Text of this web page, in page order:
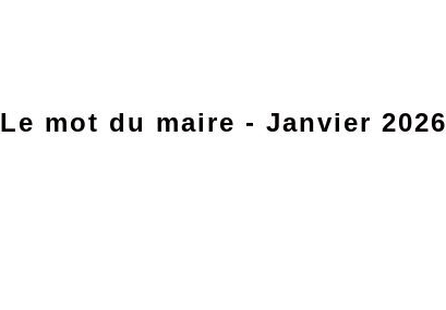
Le mot du maire - Janvier 2026